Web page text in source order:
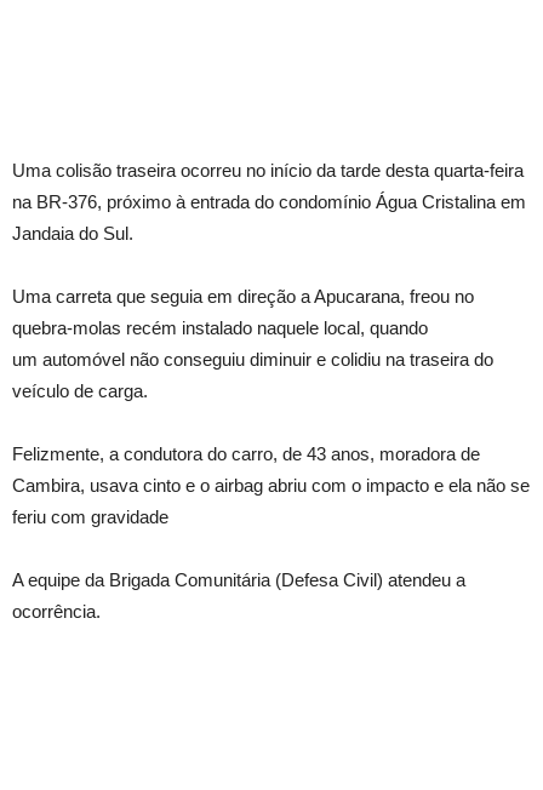
Uma colisão traseira ocorreu no início da tarde desta quarta-feira
na BR-376, próximo à entrada do condomínio Água Cristalina em
Jandaia do Sul.
Uma carreta que seguia em direção a Apucarana, freou no
quebra-molas recém instalado naquele local, quando
um automóvel não conseguiu diminuir e colidiu na traseira do
veículo de carga.
Felizmente, a condutora do carro, de 43 anos, moradora de
Cambira, usava cinto e o airbag abriu com o impacto e ela não se
feriu com gravidade
A equipe da Brigada Comunitária (Defesa Civil) atendeu a
ocorrência.